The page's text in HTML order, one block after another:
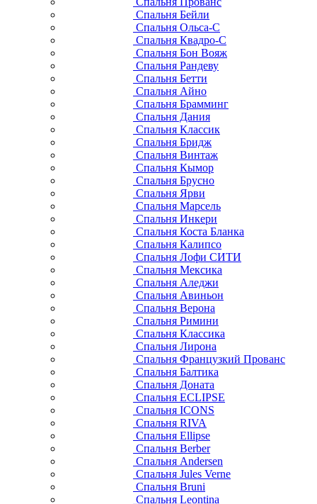
Спальня Бейли
Спальня Ольса-С
Спальня Квадро-С
Спальня Бон Вояж
Спальня Рандеву
Спальня Бетти
Спальня Айно
Спальня Брамминг
Спальня Дания
Спальня Классик
Спальня Бридж
Спальня Винтаж
Спальня Кымор
Спальня Брусно
Спальня Ярви
Спальня Марсель
Спальня Инкери
Спальня Коста Бланка
Спальня Калипсо
Спальня Лофи СИТИ
Спальня Мексика
Спальня Аледжи
Спальня Авиньон
Спальня Верона
Спальня Римини
Спальня Классика
Спальня Лирона
Спальня Французкий Прованс
Спальня Балтика
Спальня Доната
Спальня ECLIPSE
Спальня ICONS
Спальня RIVA
Спальня Ellipse
Спальня Berber
Спальня Andersen
Спальня Jules Verne
Спальня Bruni
Спальня Leontina